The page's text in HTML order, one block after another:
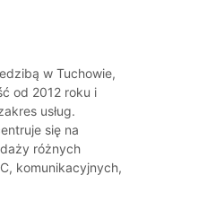
w Tuchowie,
od 2012 roku i
usług.
się na
różnych
komunikacyjnych,